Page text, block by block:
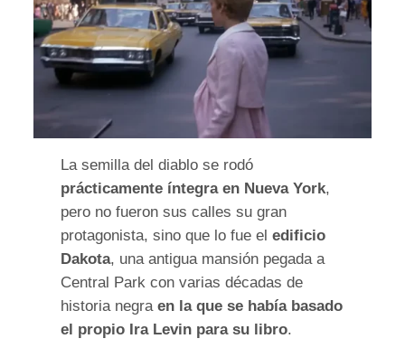
La semilla del diablo se rodó
prácticamente íntegra en Nueva York,
pero no fueron sus calles su gran
protagonista, sino que lo fue eledificio
Dakota, una antigua mansión pegada a
Central Park con varias décadas de
historia negraen la que se había basado
el propio Ira Levin para su libro.